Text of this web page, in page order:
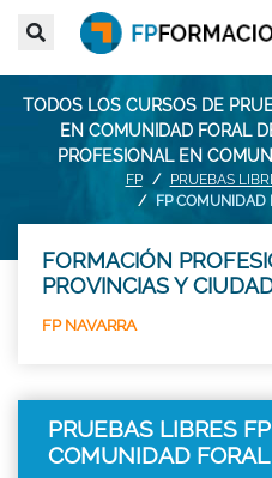
TODOS LOS CURSOS DE
EN COMUNIDAD FORAL
PROFESIONAL EN
FP
PRUEBAS
FP COMUNIDAD
FORMACIÓN
PROVINCIAS Y
FP NAVARRA
PRUEBAS LIBRES
COMUNIDAD